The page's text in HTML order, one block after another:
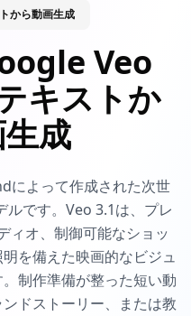
から動画生成
Veo
キストか
成
によって作成された次世
です。Veo 3.1は、プレ
ィオ、制御可能なショッ
を備えた映画的なビジュ
制作準備が整った短い動
ドストーリー、または教